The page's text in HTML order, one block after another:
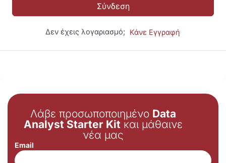
Σύνδεση
Δεν έχεις λογαριασμό; Κάνε Εγγραφή
Λάβε προσωποποιημένο Data
Analyst Starter Kit και μάθαινε
νέα μας
Email